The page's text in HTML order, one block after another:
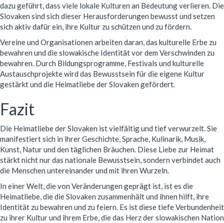
dazu geführt, dass viele lokale Kulturen an Bedeutung verlieren. Die
Slovaken sind sich dieser Herausforderungen bewusst und setzen
sich aktiv dafür ein, ihre Kultur zu schützen und zu fördern.
Vereine und Organisationen arbeiten daran, das kulturelle Erbe zu
bewahren und die slowakische Identität vor dem Verschwinden zu
bewahren. Durch Bildungsprogramme, Festivals und kulturelle
Austauschprojekte wird das Bewusstsein für die eigene Kultur
gestärkt und die Heimatliebe der Slovaken gefördert.
Fazit
Die Heimatliebe der Slovaken ist vielfältig und tief verwurzelt. Sie
manifestiert sich in ihrer Geschichte, Sprache, Kulinarik, Musik,
Kunst, Natur und den täglichen Bräuchen. Diese Liebe zur Heimat
stärkt nicht nur das nationale Bewusstsein, sondern verbindet auch
die Menschen untereinander und mit ihren Wurzeln.
In einer Welt, die von Veränderungen geprägt ist, ist es die
Heimatliebe, die die Slovaken zusammenhält und ihnen hilft, ihre
Identität zu bewahren und zu feiern. Es ist diese tiefe Verbundenheit
zu ihrer Kultur und ihrem Erbe, die das Herz der slowakischen Nation